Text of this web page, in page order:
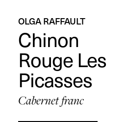
OLGA RAFFAULT
Chinon
Rouge Les
Picasses
Cabernet franc